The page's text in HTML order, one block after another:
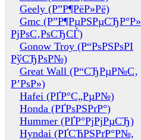
Geely (Р”Р¶РёР»Рё)
Gmc (Р”Р¶РµРЅРµСЂР°Р»
РјРѕС‚РѕСЂСЃ)
Gonow Troy (Р“РѕРЅРѕРІ
РўСЂРѕР№)
Great Wall (Р“СЂРµР№С‚
Р’РѕР»)
Hafei (РҐР°С„РµР№)
Honda (РҐРѕРЅРґР°)
Hummer (РҐР°РјРјРµСЂ)
Hyndai (РҐСЋРЅРґР°Р№,